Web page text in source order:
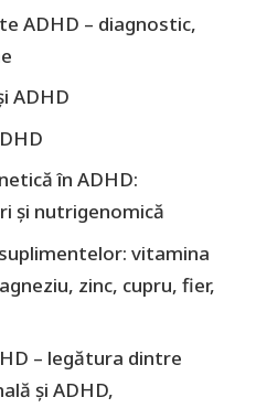
ADHD – diagnostic,
ADHD
în ADHD:
și nutrigenomică
vitamina
zinc, cupru, fier,
– legătura dintre
și ADHD,